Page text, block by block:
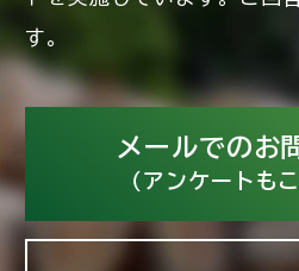
す。
メールでのお
（アンケートも